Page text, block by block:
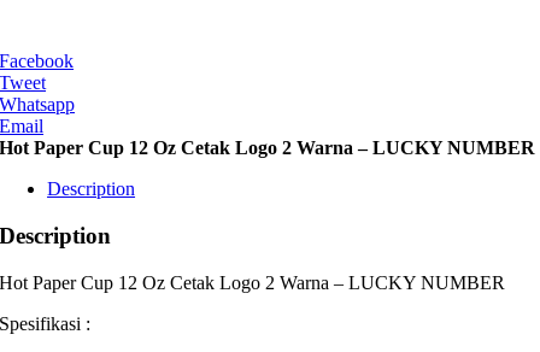
Facebook
Tweet
Whatsapp
Email
Hot Paper Cup 12 Oz Cetak Logo 2 Warna – LUCKY NUMBER
Description
Description
Hot Paper Cup 12 Oz Cetak Logo 2 Warna – LUCKY NUMBER
Spesifikasi :